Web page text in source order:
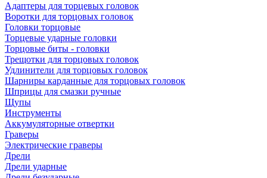
Адаптеры для торцевых головок
Воротки для торцовых головок
Головки торцовые
Торцевые ударные головки
Торцовые биты - головки
Трещотки для торцовых головок
Удлинители для торцовых головок
Шарниры карданные для торцовых головок
Шприцы для смазки ручные
Щупы
Инструменты
Аккумуляторные отвертки
Граверы
Электрические граверы
Дрели
Дрели ударные